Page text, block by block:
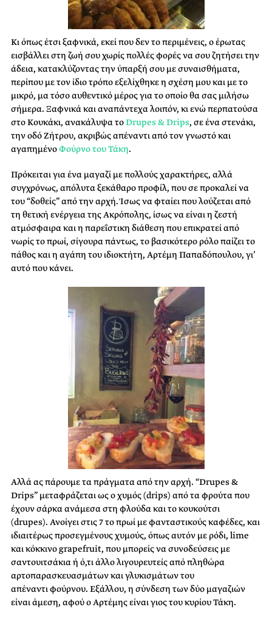
Κι όπως έτσι ξαφνικά, εκεί που δεν το περιμένεις, ο έρωτας
εισβάλλει στη ζωή σου χωρίς πολλές φορές να σου ζητήσει την
άδεια, κατακλύζοντας την ύπαρξή σου με συναισθήματα,
περίπου με τον ίδιο τρόπο εξελίχθηκε η σχέση μου και με το
μικρό, μα τόσο αυθεντικό μέρος για το οποίο θα σας μιλήσω
σήμερα. Ξαφνικά και αναπάντεχα λοιπόν, κι ενώ περπατούσα
στο Κουκάκι, ανακάλυψα τοDrupes & Drips, σε ένα στενάκι,
την οδό Ζήτρου, ακριβώς απέναντι από τον γνωστό και
αγαπημένοΦούρνο του Τάκη.
Πρόκειται για ένα μαγαζί με πολλούς χαρακτήρες, αλλά
συγχρόνως, απόλυτα ξεκάθαρο προφίλ, που σε προκαλεί να
του “δοθείς” από την αρχή. Ίσως να φταίει που λούζεται από
τη θετική ενέργεια της Ακρόπολης, ίσως να είναι η ζεστή
ατμόσφαιρα και η παρεΐστικη διάθεση που επικρατεί από
νωρίς το πρωί, σίγουρα πάντως, το βασικότερο ρόλο παίζει το
πάθος και η αγάπη του ιδιοκτήτη, Αρτέμη Παπαδόπουλου, γι’
αυτό που κάνει.
Αλλά ας πάρουμε τα πράγματα από την αρχή. “Drupes &
Drips” μεταφράζεται ως ο χυμός (drips) από τα φρούτα που
έχουν σάρκα ανάμεσα στη φλούδα και το κουκούτσι
(drupes). Ανοίγει στις 7 το πρωί με φανταστικούς καφέδες, και
ιδιαιτέρως προσεγμένους χυμούς, όπως αυτόν με ρόδι, lime
και κόκκινο grapefruit, που μπορείς να συνοδεύσεις με
σαντουιτσάκια ή ό,τι άλλο λιγουρευτείς από πληθώρα
αρτοπαρασκευασμάτων και γλυκισμάτων του
απέναντι φούρνου. Εξάλλου, η σύνδεση των δύο μαγαζιών
είναι άμεση, αφού ο Αρτέμης είναι γιος του κυρίου Τάκη.